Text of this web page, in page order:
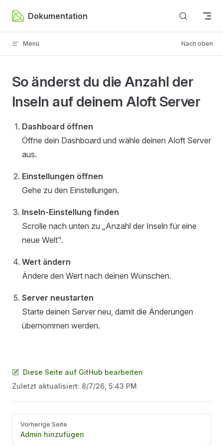
Zum Inhalt springen
Dokumentation
Menü Nach oben
So änderst du die Anzahl der
Inseln auf deinem Aloft Server
Dashboard öffnen
Öffne dein Dashboard und wähle deinen Aloft Server
aus.
Einstellungen öffnen
Gehe zu den Einstellungen.
Inseln-Einstellung finden
Scrolle nach unten zu „Anzahl der Inseln für eine
neue Welt".
Wert ändern
Ändere den Wert nach deinen Wünschen.
Server neustarten
Starte deinen Server neu, damit die Änderungen
übernommen werden.
Diese Seite auf GitHub bearbeiten
Zuletzt aktualisiert: 8/7/26, 5:43 PM
Pager
Vorherige Seite
Admin hinzufügen